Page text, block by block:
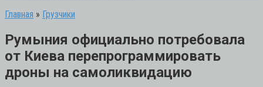
Главная » Грузчики
Румыния официально потребовала
от Киева перепрограммировать
дроны на самоликвидацию